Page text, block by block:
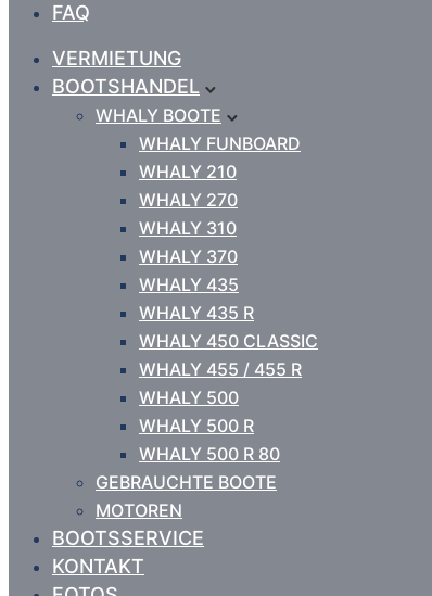
FAQ
VERMIETUNG
BOOTSHANDEL
WHALY BOOTE
WHALY FUNBOARD
WHALY 210
WHALY 270
WHALY 310
WHALY 370
WHALY 435
WHALY 435 R
WHALY 450 CLASSIC
WHALY 455 / 455 R
WHALY 500
WHALY 500 R
WHALY 500 R 80
GEBRAUCHTE BOOTE
MOTOREN
BOOTSSERVICE
KONTAKT